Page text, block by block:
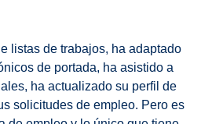
listas de trabajos, ha adaptado
de portada, ha asistido a
ha actualizado su perfil de
solicitudes de empleo. Pero es